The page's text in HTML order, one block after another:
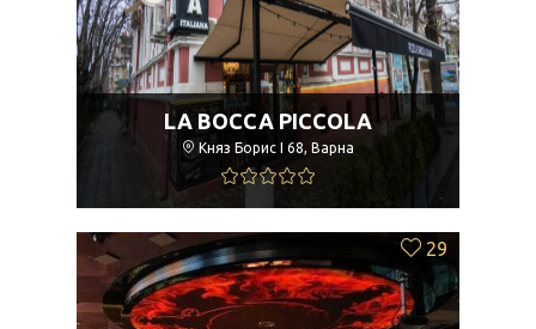
LA BOCCA PICCOLA
Княз Борис I 68, Варна
29